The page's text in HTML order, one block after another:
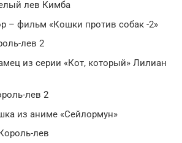
лев Кимба
– фильм «Кошки против собак -2»
лев 2
из серии «Кот, который» Лилиан
лев 2
из аниме «Сейлормун»
лев